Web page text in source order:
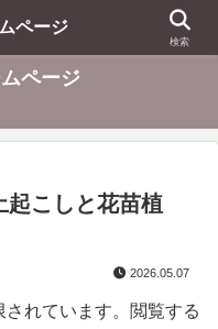
ページ
起こしと花苗植
2026.05.07
れています。閲覧する
ページ
検索